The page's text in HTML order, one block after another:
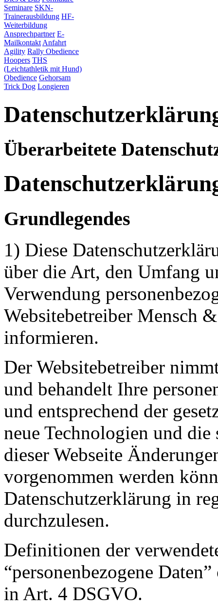
Seminare SKN-
Trainerausbildung HF-
Weiterbildung
Ansprechpartner E-
Mailkontakt Anfahrt
Agility Rally Obedience
Hoopers THS
(Leichtathletik mit Hund)
Obedience Gehorsam
Trick Dog Longieren
Überarbeitete
Grundlegendes
1) Diese
über die Art, den Umfang
Verwendung
Websitebetreiber Mensch
informieren.
Der Websitebetreiber
und behandelt Ihre
und entsprechend der
neue Technologien und
dieser Webseite
vorgenommen werden
Datenschutzerklärung in
durchzulesen.
Definitionen der
“personenbezogene
in Art. 4 DSGVO.